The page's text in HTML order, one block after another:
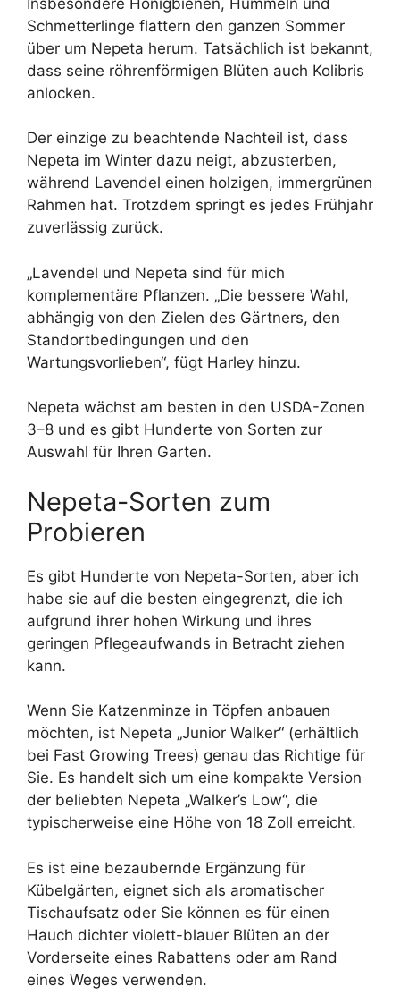
Schmetterlinge flattern den ganzen Sommer
über um Nepeta herum. Tatsächlich ist bekannt,
dass seine röhrenförmigen Blüten auch Kolibris
anlocken.
Der einzige zu beachtende Nachteil ist, dass
Nepeta im Winter dazu neigt, abzusterben,
während Lavendel einen holzigen, immergrünen
Rahmen hat. Trotzdem springt es jedes Frühjahr
zuverlässig zurück.
„Lavendel und Nepeta sind für mich
komplementäre Pflanzen. „Die bessere Wahl,
abhängig von den Zielen des Gärtners, den
Standortbedingungen und den
Wartungsvorlieben“, fügt Harley hinzu.
Nepeta wächst am besten in den USDA-Zonen
3–8 und es gibt Hunderte von Sorten zur
Auswahl für Ihren Garten.
Nepeta-Sorten zum
Probieren
Es gibt Hunderte von Nepeta-Sorten, aber ich
habe sie auf die besten eingegrenzt, die ich
aufgrund ihrer hohen Wirkung und ihres
geringen Pflegeaufwands in Betracht ziehen
kann.
Wenn Sie Katzenminze in Töpfen anbauen
möchten, ist Nepeta „Junior Walker“ (erhältlich
bei Fast Growing Trees) genau das Richtige für
Sie. Es handelt sich um eine kompakte Version
der beliebten Nepeta „Walker’s Low“, die
typischerweise eine Höhe von 18 Zoll erreicht.
Es ist eine bezaubernde Ergänzung für
Kübelgärten, eignet sich als aromatischer
Tischaufsatz oder Sie können es für einen
Hauch dichter violett-blauer Blüten an der
Vorderseite eines Rabattens oder am Rand
eines Weges verwenden.